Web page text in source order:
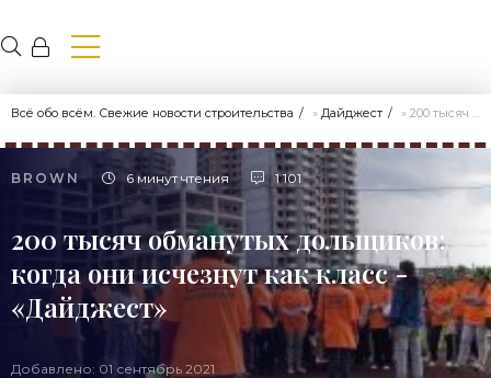
Всё обо всём. Свежие новости строительства » Дайджест » 200 тысяч обманутых дольщиков: когда они исчезнут как класс - «Дайджест»
BROWN 6 минут чтения 1 101
200 тысяч обманутых дольщиков:
когда они исчезнут как класс -
«Дайджест»
Добавлено: 01 сентябрь 2021